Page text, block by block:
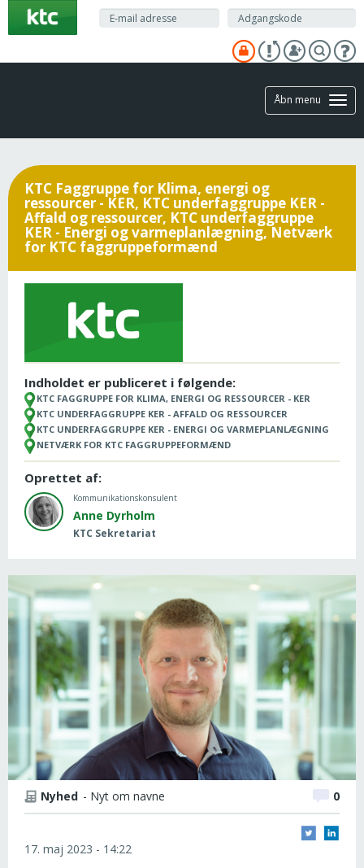
hovedindhold
Åbn menu
KTC Faggruppe for Klima, energi og
ressourcer - KER, KTC underfaggruppe KER -
Affald og ressourcer, KTC underfaggruppe
KER - Energi og varmeplanlægning, Netværk
for KTC faggruppeformænd
Indholdet er publiceret i følgende:
KTC FAGGRUPPE FOR KLIMA, ENERGI OG RESSOURCER - KER
KTC UNDERFAGGRUPPE KER - AFFALD OG RESSOURCER
KTC UNDERFAGGRUPPE KER - ENERGI OG VARMEPLANLÆGNING
NETVÆRK FOR KTC FAGGRUPPEFORMÆND
Oprettet af:
Kommunikationskonsulent
Anne Dyrholm
KTC Sekretariat
Nyhed - Nyt om navne 0
17. maj 2023 - 14:22